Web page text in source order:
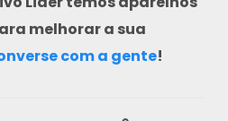
melhorar a sua
com a gente!